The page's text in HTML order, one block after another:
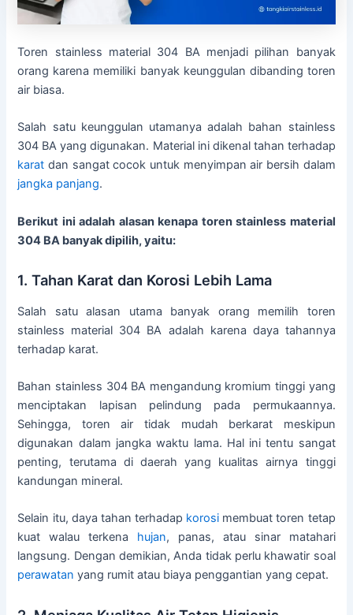
Toren stainless material 304 BA menjadi pilihan banyak
orang karena memiliki banyak keunggulan dibanding toren
air biasa.
Salah satu keunggulan utamanya adalah bahan stainless
304 BA yang digunakan. Material ini dikenal tahan terhadap
karat dan sangat cocok untuk menyimpan air bersih dalam
jangka panjang.
Berikut ini adalah alasan kenapa toren stainless material
304 BA banyak dipilih, yaitu:
1. Tahan Karat dan Korosi Lebih Lama
Salah satu alasan utama banyak orang memilih toren
stainless material 304 BA adalah karena daya tahannya
terhadap karat.
Bahan stainless 304 BA mengandung kromium tinggi yang
menciptakan lapisan pelindung pada permukaannya.
Sehingga, toren air tidak mudah berkarat meskipun
digunakan dalam jangka waktu lama. Hal ini tentu sangat
penting, terutama di daerah yang kualitas airnya tinggi
kandungan mineral.
Selain itu, daya tahan terhadap korosi membuat toren tetap
kuat walau terkena hujan, panas, atau sinar matahari
langsung. Dengan demikian, Anda tidak perlu khawatir soal
perawatan yang rumit atau biaya penggantian yang cepat.